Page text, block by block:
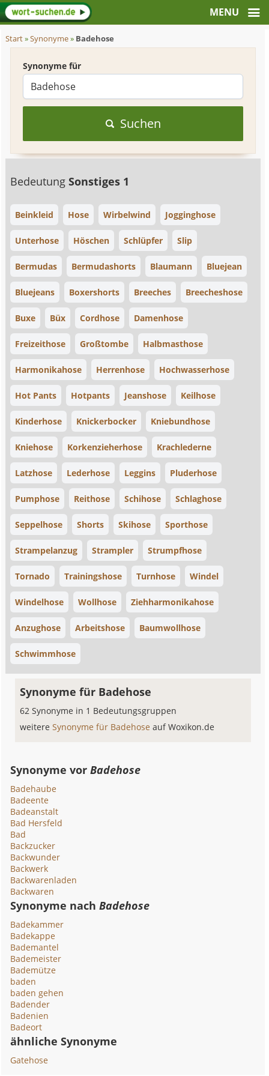
Start»Synonyme» Badehose
Synonyme für
Suchen
BedeutungSonstiges 1
Beinkleid Hose Wirbelwind Jogginghose
Unterhose Höschen Schlüpfer Slip
Bermudas Bermudashorts Blaumann Bluejean
Bluejeans Boxershorts Breeches Breecheshose
Buxe Büx Cordhose Damenhose
Freizeithose Großtombe Halbmasthose
Harmonikahose Herrenhose Hochwasserhose
Hot Pants Hotpants Jeanshose Keilhose
Kinderhose Knickerbocker Kniebundhose
Kniehose Korkenzieherhose Krachlederne
Latzhose Lederhose Leggins Pluderhose
Pumphose Reithose Schihose Schlaghose
Seppelhose Shorts Skihose Sporthose
Strampelanzug Strampler Strumpfhose
Tornado Trainingshose Turnhose Windel
Windelhose Wollhose Ziehharmonikahose
Anzughose Arbeitshose Baumwollhose
Schwimmhose
Synonyme für Badehose
62 Synonyme in 1 Bedeutungsgruppen
weitereSynonyme für Badehoseauf Woxikon.de
Synonyme vorBadehose
Badehaube
Badeente
Badeanstalt
Bad Hersfeld
Bad
Backzucker
Backwunder
Backwerk
Backwarenladen
Backwaren
Synonyme nachBadehose
Badekammer
Badekappe
Bademantel
Bademeister
Bademütze
baden
baden gehen
Badender
Badenien
Badeort
ähnliche Synonyme
Gatehose